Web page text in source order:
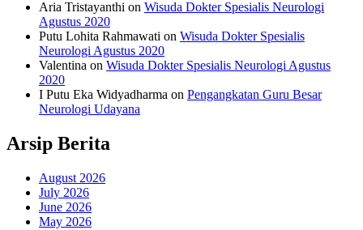
Aria Tristayanthi on Wisuda Dokter Spesialis Neurologi
Agustus 2020
Putu Lohita Rahmawati on Wisuda Dokter Spesialis
Neurologi Agustus 2020
Valentina on Wisuda Dokter Spesialis Neurologi Agustus
2020
I Putu Eka Widyadharma on Pengangkatan Guru Besar
Neurologi Udayana
Arsip Berita
August 2026
July 2026
June 2026
May 2026